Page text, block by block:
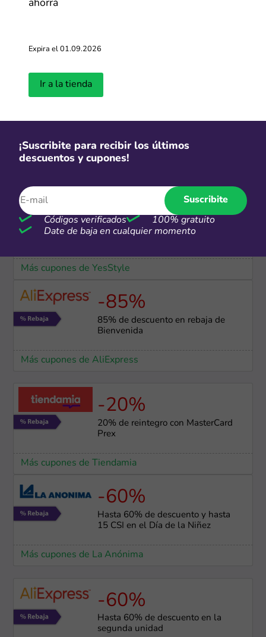
Más cupones de Shopee
Más cupones de SHEIN
-50%
Hasta 50% de descuento en
Más cupones de YesStyle
-85%
85% de descuento en rebaja de
Bienvenida
Más cupones de AliExpress
-20%
20% de reintegro con MasterCard
Prex
Más cupones de Tiendamia
-60%
Hasta 60% de descuento y hasta
15 CSI en el Día de la Niñez
Más cupones de La Anónima
-60%
Hasta 60% de descuento en la
segunda unidad
ahorrá
Expira el 01.09.2026
Ir a la tienda
¡Suscribite para recibir los últimos
descuentos y cupones!
Suscribite
Códigos verificados
100% gratuito
Date de baja en cualquier momento